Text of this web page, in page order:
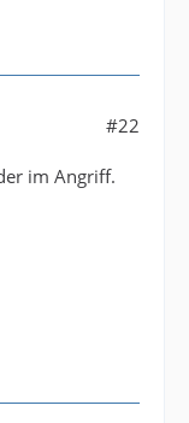
#22
im Angriff.